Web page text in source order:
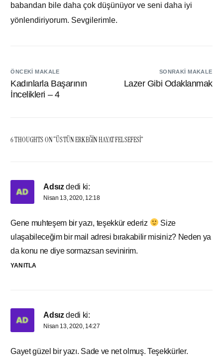
babandan bile daha çok düşünüyor ve seni daha iyi
yönlendiriyorum. Sevgilerimle.
ÖNCEKI MAKALE
Kadınlarla Başarının
İncelikleri – 4
SONRAKI MAKALE
Lazer Gibi Odaklanmak
6 THOUGHTS ON “ÜSTÜN ERKEĞIN HAYAT FELSEFESI”
Adsız dedi ki:
Nisan 13, 2020, 12:18
Gene muhteşem bir yazı, teşekkür ederiz
Size
ulaşabileceğim bir mail adresi bırakabilir misiniz? Neden ya
da konu ne diye sormazsan sevinirim.
YANITLA
Adsız dedi ki:
Nisan 13, 2020, 14:27
Gayet güzel bir yazı. Sade ve net olmuş. Teşekkürler.